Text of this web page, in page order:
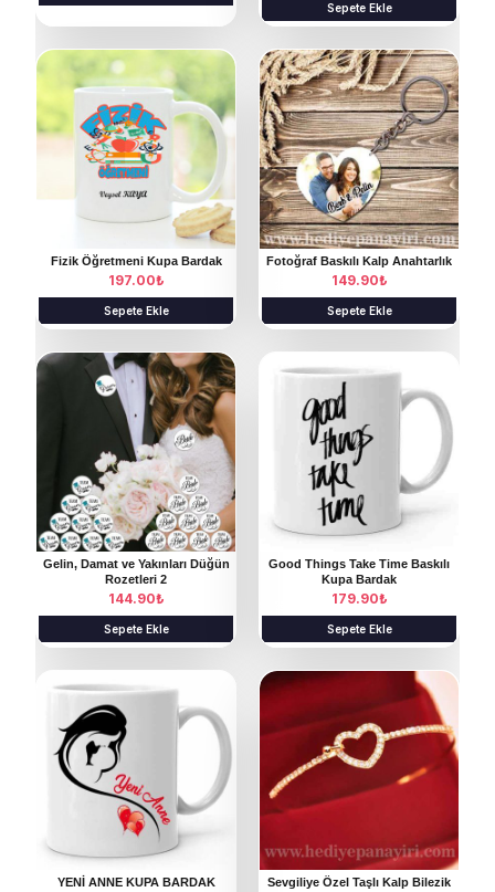
Sepete Ekle
Fizik Öğretmeni Kupa Bardak
197.00₺
Sepete Ekle
Fotoğraf Baskılı Kalp Anahtarlık
149.90₺
Sepete Ekle
Gelin, Damat ve Yakınları Düğün
Rozetleri 2
144.90₺
Sepete Ekle
Good Things Take Time Baskılı
Kupa Bardak
179.90₺
Sepete Ekle
YENİ ANNE KUPA BARDAK Sevgiliye Özel Taşlı Kalp Bilezik